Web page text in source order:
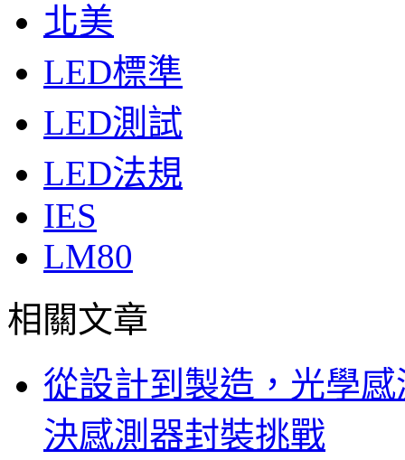
北美
LED標準
LED測試
LED法規
IES
LM80
相關文章
從設計到製造，光學
決感測器封裝挑戰